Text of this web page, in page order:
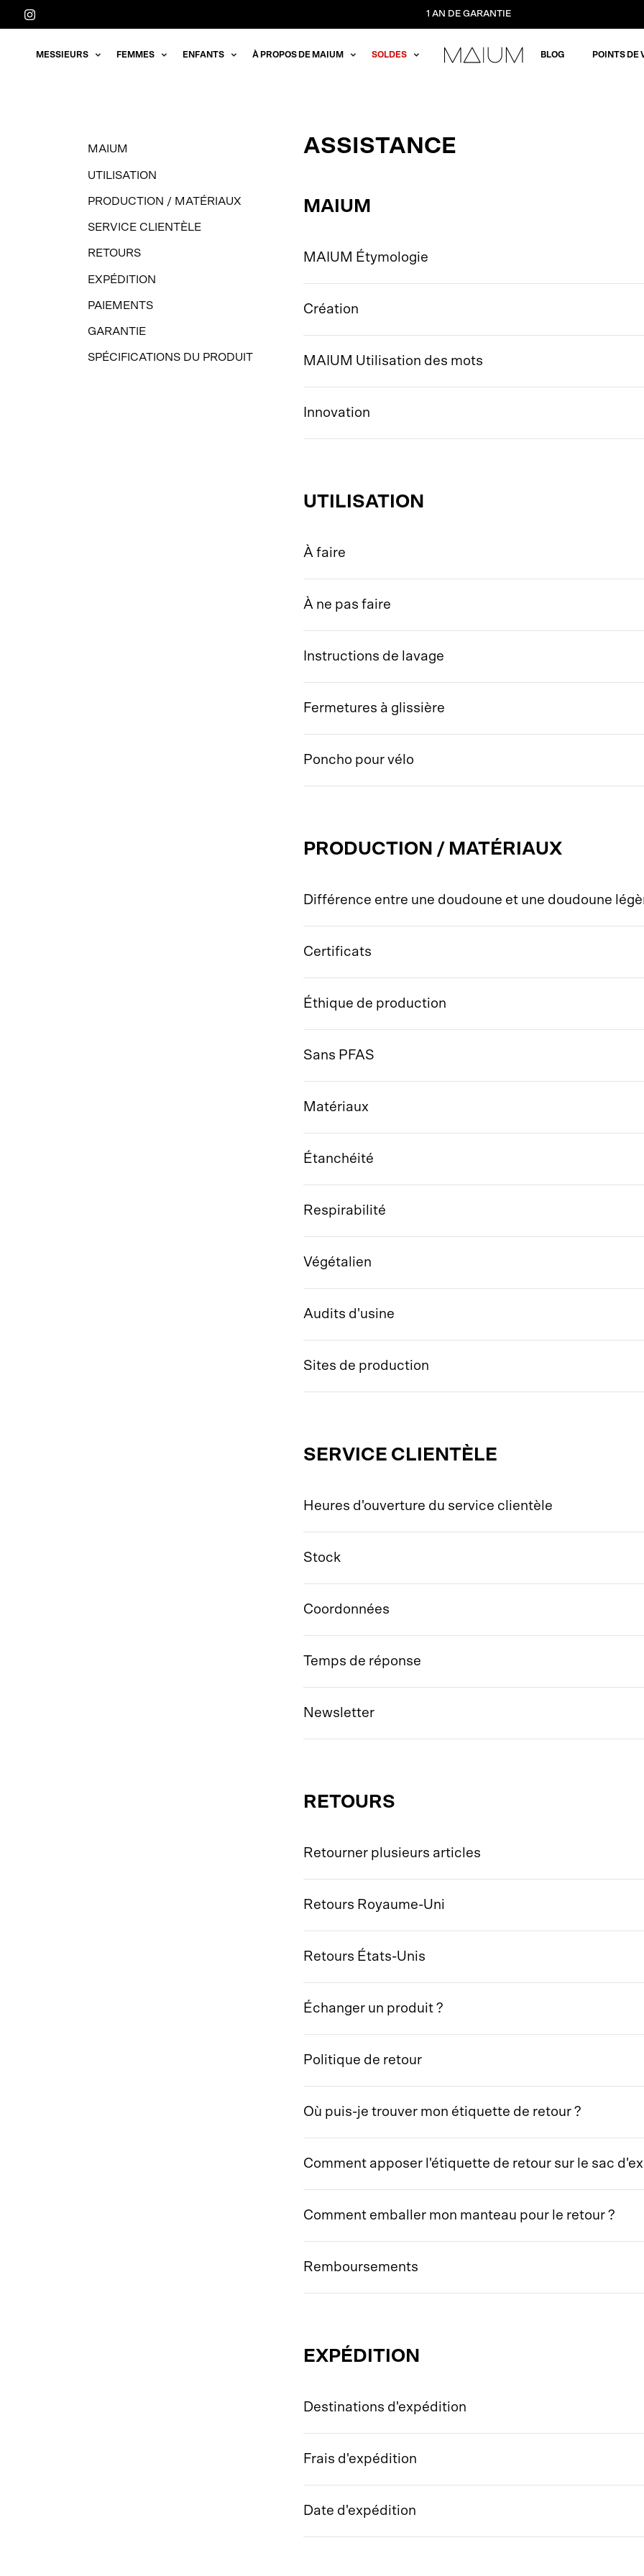
1 AN DE GARANTIE
MESSIEURS FEMMES ENFANTS À PROPOS DE MAIUM SOLDES BLOG POINTS DE
MAIUM
UTILISATION
PRODUCTION / MATÉRIAUX
SERVICE CLIENTÈLE
RETOURS
EXPÉDITION
PAIEMENTS
GARANTIE
SPÉCIFICATIONS DU PRODUIT
ASSISTANCE
MAIUM
MAIUM Étymologie
Création
MAIUM Utilisation des mots
Innovation
UTILISATION
À faire
À ne pas faire
Instructions de lavage
Fermetures à glissière
Poncho pour vélo
PRODUCTION / MATÉRIAUX
Différence entre une doudoune et une doudoune
Certificats
Éthique de production
Sans PFAS
Matériaux
Étanchéité
Respirabilité
Végétalien
Audits d'usine
Sites de production
SERVICE CLIENTÈLE
Heures d'ouverture du service clientèle
Stock
Coordonnées
Temps de réponse
Newsletter
RETOURS
Retourner plusieurs articles
Retours Royaume-Uni
Retours États-Unis
Échanger un produit ?
Politique de retour
Où puis-je trouver mon étiquette de retour ?
Comment apposer l'étiquette de retour sur le sac
Comment emballer mon manteau pour le retour ?
Remboursements
EXPÉDITION
Destinations d'expédition
Frais d'expédition
Date d'expédition